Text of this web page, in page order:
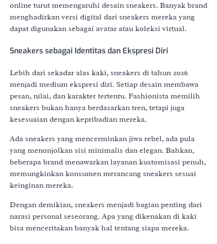
online turut memengaruhi desain sneakers. Banyak brand
menghadirkan versi digital dari sneakers mereka yang
dapat digunakan sebagai avatar atau koleksi virtual.
Sneakers sebagai Identitas dan Ekspresi Diri
Lebih dari sekadar alas kaki, sneakers di tahun 2026
menjadi medium ekspresi diri. Setiap desain membawa
pesan, nilai, dan karakter tertentu. Fashionista memilih
sneakers bukan hanya berdasarkan tren, tetapi juga
kesesuaian dengan kepribadian mereka.
Ada sneakers yang mencerminkan jiwa rebel, ada pula
yang menonjolkan sisi minimalis dan elegan. Bahkan,
beberapa brand menawarkan layanan kustomisasi penuh,
memungkinkan konsumen merancang sneakers sesuai
keinginan mereka.
Dengan demikian, sneakers menjadi bagian penting dari
narasi personal seseorang. Apa yang dikenakan di kaki
bisa menceritakan banyak hal tentang siapa mereka.